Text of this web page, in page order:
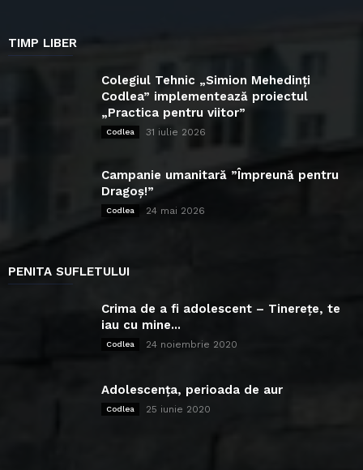
TIMP LIBER
Colegiul Tehnic „Simion Mehedinți
Codlea” implementează proiectul
„Practica pentru viitor”
Codlea 31 iulie 2026
Campanie umanitară ”Împreună pentru
Dragoș!”
Codlea 24 mai 2026
PENITA SUFLETULUI
Crima de a fi adolescent – Tinerețe, te
iau cu mine...
Codlea 24 noiembrie 2020
Adolescența, perioada de aur
Codlea 25 iunie 2020